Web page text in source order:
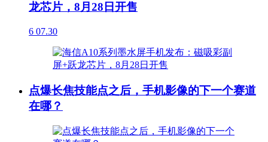
龙芯片，8月28日开售
6 07.30
点爆长焦技能点之后，手机影像的下一个赛道
在哪？